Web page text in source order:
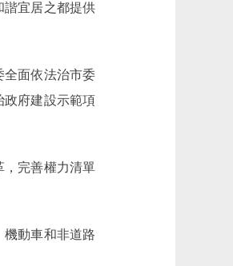
宜居之都提供
面依法治市委
政府建設示範項
完善權力清單
動車和非道路